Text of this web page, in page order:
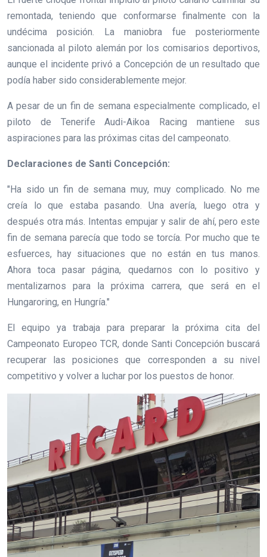
remontada, teniendo que conformarse finalmente con la
undécima posición. La maniobra fue posteriormente
sancionada al piloto alemán por los comisarios deportivos,
aunque el incidente privó a Concepción de un resultado que
podía haber sido considerablemente mejor.
A pesar de un fin de semana especialmente complicado, el
piloto de Tenerife Audi-Aikoa Racing mantiene sus
aspiraciones para las próximas citas del campeonato.
Declaraciones de Santi Concepción:
"Ha sido un fin de semana muy, muy complicado. No me
creía lo que estaba pasando. Una avería, luego otra y
después otra más. Intentas empujar y salir de ahí, pero este
fin de semana parecía que todo se torcía. Por mucho que te
esfuerces, hay situaciones que no están en tus manos.
Ahora toca pasar página, quedarnos con lo positivo y
mentalizarnos para la próxima carrera, que será en el
Hungaroring, en Hungría."
El equipo ya trabaja para preparar la próxima cita del
Campeonato Europeo TCR, donde Santi Concepción buscará
recuperar las posiciones que corresponden a su nivel
competitivo y volver a luchar por los puestos de honor.